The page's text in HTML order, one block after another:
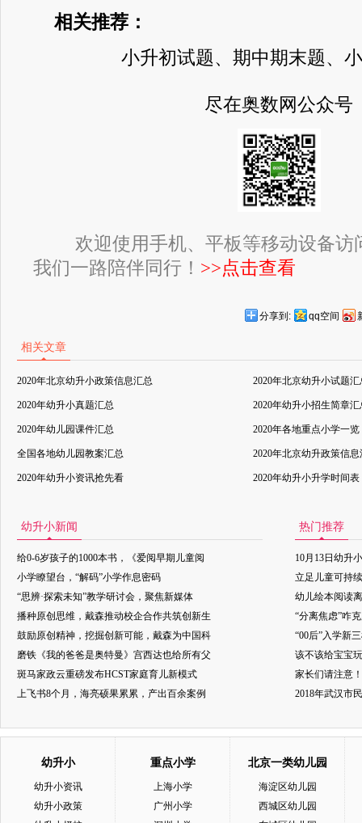
相关推荐：
小升初试题、期中期末题、
尽在奥数网公众号
欢迎使用手机、平板等移动设备访
我们一路陪伴同行！ >>点击查看
分享到: qq空间
相关文章
2020年北京幼升小政策信息汇总 2020年北京幼升小试题汇
2020年幼升小真题汇总 2020年幼升小招生简章汇
2020年幼儿园课件汇总 2020年各地重点小学一览
全国各地幼儿园教案汇总 2020年北京幼升政策信息
2020年幼升小资讯抢先看 2020年幼升小升学时间表
幼升小新闻
给0-6岁孩子的1000本书，《爱阅早期儿童阅
小学瞭望台，“解码”小学作息密码
“思辨·探索未知”教学研讨会，聚焦新媒体
播种原创思维，戴森推动校企合作共筑创新生
鼓励原创精神，挖掘创新可能，戴森为中国科
磨铁《我的爸爸是奥特曼》宫西达也给所有父
斑马家政云重磅发布HCST家庭育儿新模式
上飞书8个月，海亮硕果累累，产出百余案例
热门推荐
10月13日幼升
立足儿童可持
幼儿绘本阅读
“分离焦虑”咋
“00后”入学新
该不该给宝宝
家长们请注意
2018年武汉市
幼升小
幼升小资讯
幼升小政策
重点小学
上海小学
广州小学
北京一类幼儿园
海淀区幼儿园
西城区幼儿园